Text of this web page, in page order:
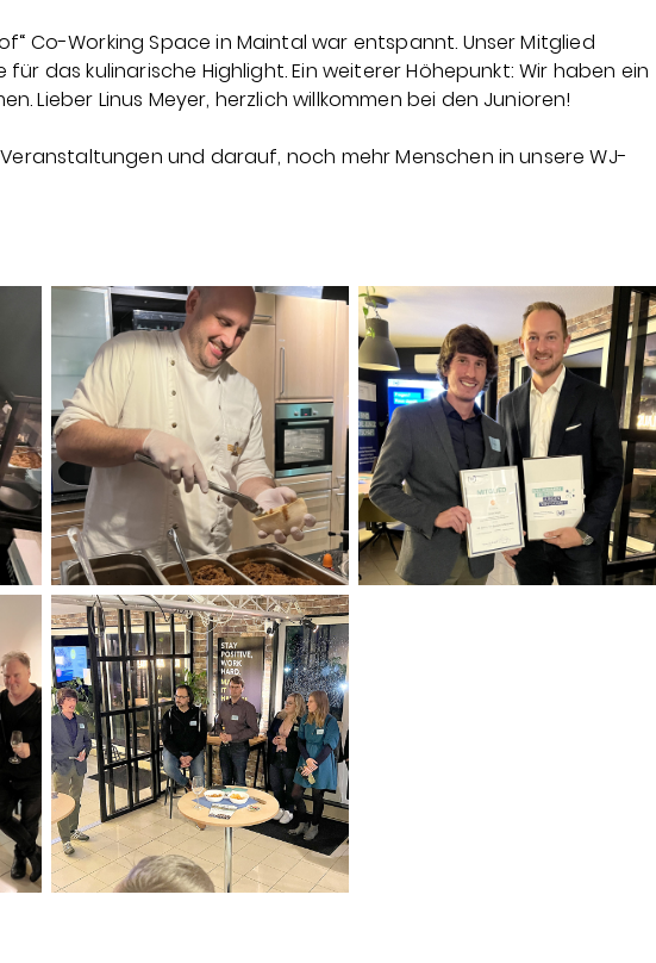
Co-Working Space in Maintal war entspannt. Unser Mitglied
das kulinarische Highlight. Ein weiterer Höhepunkt: Wir haben ein
Lieber Linus Meyer, herzlich willkommen bei den Junioren!
und darauf, noch mehr Menschen in unsere WJ-